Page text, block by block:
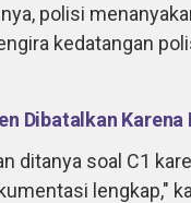
polisi
kedatangan
Dibatalkan
ditanya soal C1
lengkap,"